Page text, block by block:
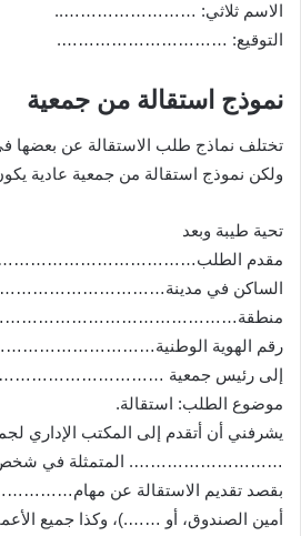
الاسم ثلاثي: ……………………..
التوقيع: ………………………….
نموذج استقالة من جمعية
تختلف نماذج طلب الاستقالة عن بعضها
ولكن نموذج استقالة من جمعية عادية
تحية طيبة وبعد
مقدم
الساكن في
رقم الهوية
إلى رئيس جمعية
موضوع الطلب: استقالة.
يشرفني أن أتقدم إلى المكتب الإداري
………………………. المتمثلة في شخص
بقصد تقديم الاستقالة عن
أمين الصندوق، أو …….)، وكذا جميع